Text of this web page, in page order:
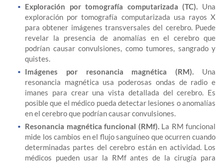
Exploración por tomografía computarizada (TC). Una
exploración por tomografía computarizada usa rayos X
para obtener imágenes transversales del cerebro. Puede
revelar la presencia de anomalías en el cerebro que
podrían causar convulsiones, como tumores, sangrado y
quistes.
Imágenes por resonancia magnética (RM). Una
resonancia magnética usa poderosas ondas de radio e
imanes para crear una vista detallada del cerebro. Es
posible que el médico pueda detectar lesiones o anomalías
en el cerebro que podrían causar convulsiones.
Resonancia magnética funcional (RMf). La RM funcional
mide los cambios en el flujo sanguíneo que ocurren cuando
determinadas partes del cerebro están en actividad. Los
médicos pueden usar la RMf antes de la cirugía para